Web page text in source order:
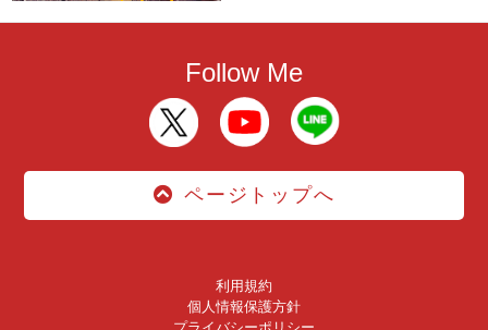
Follow Me
ページトップへ
利用規約
個人情報保護方針